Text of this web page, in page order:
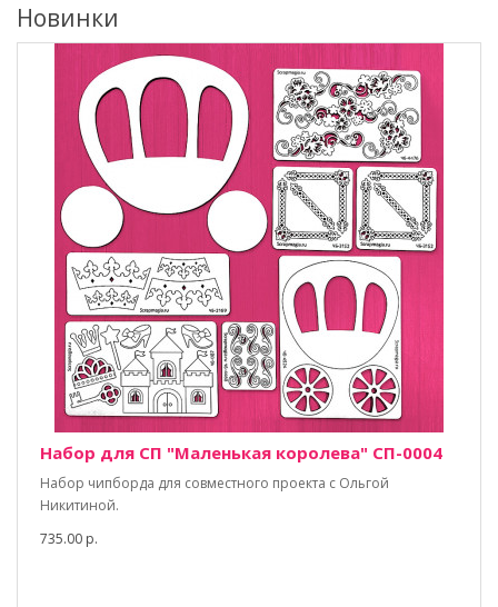
Новинки
Набор для СП "Маленькая королева" СП-0004
Набор чипборда для совместного проекта с Ольгой
Никитиной.
735.00 р.